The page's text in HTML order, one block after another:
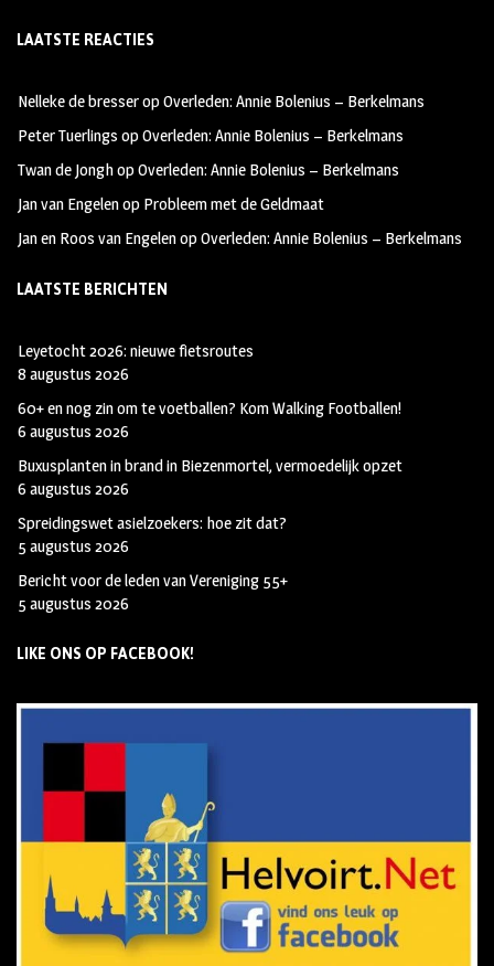
b
oo
k
ag
m
tt
LAATSTE REACTIES
Nelleke de bresseropOverleden: Annie Bolenius – Berkelmans
Peter Tuerlings opOverleden: Annie Bolenius – Berkelmans
Twan de JonghopOverleden: Annie Bolenius – Berkelmans
Jan van Engelenop Probleem met de Geldmaat
Jan en Roos van EngelenopOverleden: Annie Bolenius – Berkelmans
LAATSTE BERICHTEN
Leyetocht 2026: nieuwe fietsroutes
8 augustus 2026
60+ en nog zin om te voetballen? Kom Walking Footballen!
6 augustus 2026
Buxusplanten in brand in Biezenmortel, vermoedelijk opzet
6 augustus 2026
Spreidingswet asielzoekers: hoe zit dat?
5 augustus 2026
Bericht voor de leden van Vereniging 55+
5 augustus 2026
LIKE ONS OP FACEBOOK!